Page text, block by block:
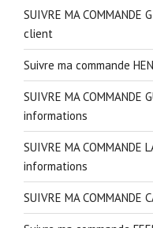
SUIVRE MA COMMANDE
client
Suivre ma commande
SUIVRE MA COMMANDE
informations
SUIVRE MA COMMANDE
informations
SUIVRE MA COMMANDE